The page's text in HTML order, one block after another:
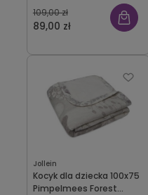
89,00 zł
109,00 zł
Jollein
Kocyk dla dziecka 100x75
Pimpelmees Forest